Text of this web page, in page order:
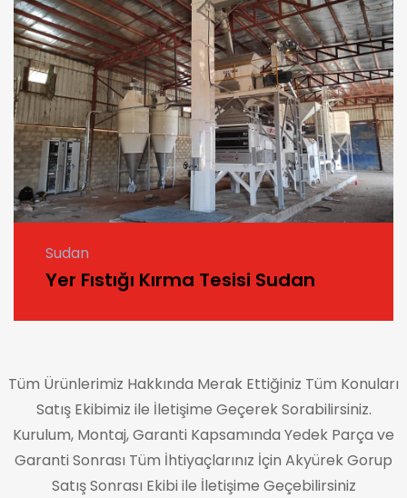
Sudan
Yer Fıstığı Kırma Tesisi Sudan
Tüm Ürünlerimiz Hakkında Merak Ettiğiniz Tüm Konuları
Satış Ekibimiz ile İletişime Geçerek Sorabilirsiniz.
Kurulum, Montaj, Garanti Kapsamında Yedek Parça ve
Garanti Sonrası Tüm İhtiyaçlarınız İçin Akyürek Gorup
Satış Sonrası Ekibi ile İletişime Geçebilirsiniz